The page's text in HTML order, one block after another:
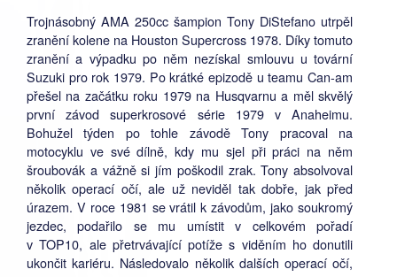
Trojnásobný AMA 250cc šampion Tony DiStefano utrpěl
zranění kolene na Houston Supercross 1978. Díky tomuto
zranění a výpadku po něm nezískal smlouvu u tovární
Suzuki pro rok 1979. Po krátké epizodě u teamu Can-am
přešel na začátku roku 1979 na Husqvarnu a měl skvělý
první závod superkrosové série 1979 v Anaheimu.
Bohužel týden po tohle závodě Tony pracoval na
motocyklu ve své dílně, kdy mu sjel při práci na něm
šroubovák a vážně si jím poškodil zrak. Tony absolvoval
několik operací očí, ale už neviděl tak dobře, jak před
úrazem. V roce 1981 se vrátil k závodům, jako soukromý
jezdec, podařilo se mu umístit v celkovém pořadí
v TOP10, ale přetrvávající potíže s viděním ho donutili
ukončit kariéru. Následovalo několik dalších operací očí,